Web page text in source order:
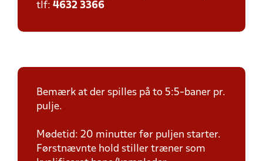
tlf: 4632 3366
Bemærk at der spilles på to 5:5-baner pr.
pulje.
Mødetid: 20 minutter før puljen starter.
Førstnævnte hold stiller træner som